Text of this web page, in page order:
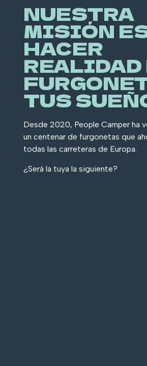
NUESTRA
MISIÓN
HACER
REALIDAD
TUS
Desde 2020, People Camper ha
un centenar de furgonetas que
todas las carreteras de Europa.
¿Será la tuya la siguiente?